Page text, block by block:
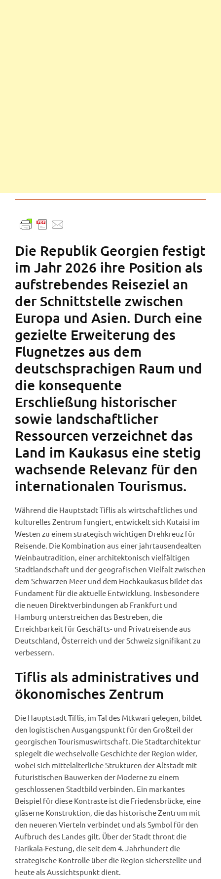
Die Republik Georgien festigt
im Jahr 2026 ihre Position als
aufstrebendes Reiseziel an
der Schnittstelle zwischen
Europa und Asien. Durch eine
gezielte Erweiterung des
Flugnetzes aus dem
deutschsprachigen Raum und
die konsequente
Erschließung historischer
sowie landschaftlicher
Ressourcen verzeichnet das
Land im Kaukasus eine stetig
wachsende Relevanz für den
internationalen Tourismus.
Während die Hauptstadt Tiflis als wirtschaftliches und
kulturelles Zentrum fungiert, entwickelt sich Kutaisi im
Westen zu einem strategisch wichtigen Drehkreuz für
Reisende. Die Kombination aus einer jahrtausendealten
Weinbautradition, einer architektonisch vielfältigen
Stadtlandschaft und der geografischen Vielfalt zwischen
dem Schwarzen Meer und dem Hochkaukasus bildet das
Fundament für die aktuelle Entwicklung. Insbesondere
die neuen Direktverbindungen ab Frankfurt und
Hamburg unterstreichen das Bestreben, die
Erreichbarkeit für Geschäfts- und Privatreisende aus
Deutschland, Österreich und der Schweiz signifikant zu
verbessern.
Tiflis als administratives und
ökonomisches Zentrum
Die Hauptstadt Tiflis, im Tal des Mtkwari gelegen, bildet
den logistischen Ausgangspunkt für den Großteil der
georgischen Tourismuswirtschaft. Die Stadtarchitektur
spiegelt die wechselvolle Geschichte der Region wider,
wobei sich mittelalterliche Strukturen der Altstadt mit
futuristischen Bauwerken der Moderne zu einem
geschlossenen Stadtbild verbinden. Ein markantes
Beispiel für diese Kontraste ist die Friedensbrücke, eine
gläserne Konstruktion, die das historische Zentrum mit
den neueren Vierteln verbindet und als Symbol für den
Aufbruch des Landes gilt. Über der Stadt thront die
Narikala-Festung, die seit dem 4. Jahrhundert die
strategische Kontrolle über die Region sicherstellte und
heute als Aussichtspunkt dient.